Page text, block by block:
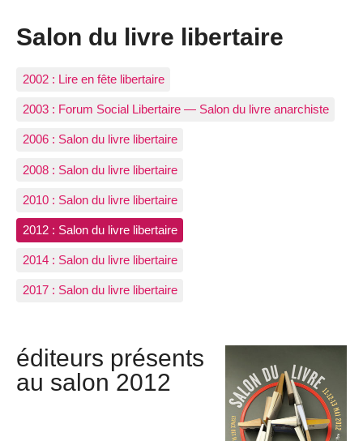
Salon du livre libertaire
2002 : Lire en fête libertaire
2003 : Forum Social Libertaire — Salon du livre anarchiste
2006 : Salon du livre libertaire
2008 : Salon du livre libertaire
2010 : Salon du livre libertaire
2012 : Salon du livre libertaire
2014 : Salon du livre libertaire
2017 : Salon du livre libertaire
éditeurs présents
au salon 2012